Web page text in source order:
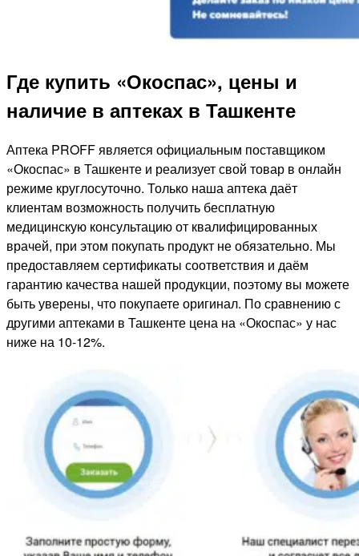
Где купить «Окоспас», цены и
наличие в аптеках в Ташкенте
Аптека PROFF является официальным поставщиком
«Окоспас» в Ташкенте и реализует свой товар в онлайн
режиме круглосуточно. Только наша аптека даёт
клиентам возможность получить бесплатную
медицинскую консультацию от квалифицированных
врачей, при этом покупать продукт не обязательно. Мы
предоставляем сертификаты соответствия и даём
гарантию качества нашей продукции, поэтому вы можете
быть уверены, что покупаете оригинал. По сравнению с
другими аптеками в Ташкенте цена на «Окоспас» у нас
ниже на 10-12%.